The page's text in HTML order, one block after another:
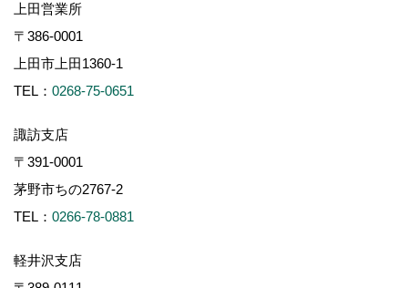
上田営業所
〒386-0001
上田市上田1360-1
TEL： 0268-75-0651
諏訪支店
〒391-0001
茅野市ちの2767-2
TEL： 0266-78-0881
軽井沢支店